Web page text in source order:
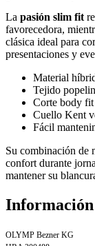
La pasión slim fit
favorecedora,
clásica ideal para
presentaciones y
Material
Tejido
Corte body fit
Cuello Kent
Fácil
Su combinación de
confort durante
mantener su
OLYMP Bezner KG